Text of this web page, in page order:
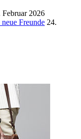
Februar 2026
Freunde 24.